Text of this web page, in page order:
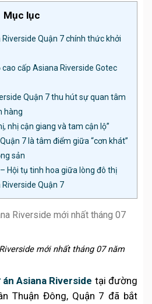
Mục lục
Quận 7 chính thức khởi
cấp Asiana Riverside Gotec
Quận 7 thu hút sự quan tâm
hàng
nhị cận giang và tam cận lộ”
7 là tâm điểm giữa “cơn khát”
sản
Hội tụ tinh hoa giữa lòng đô thị
Quận 7
mới nhất tháng 07 năm
Asiana Riverside tại đường
Thuận Đông, Quận 7 đã bắt